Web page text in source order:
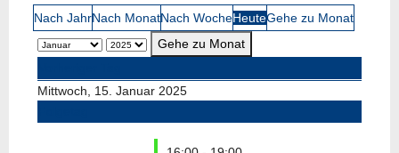
Nach JahrNach MonatNach WocheHeuteGehe zu Monat
Gehe zu Monat
Mittwoch, 15. Januar 2025